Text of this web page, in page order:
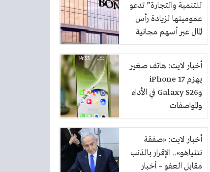
للتنمية والتجارة” تدعو
عموميتها لزيادة رأس
المال عبر أسهم مجانية
بنسبة 10%
أخبار لايت: هاتف صغير
يهزم iPhone 17
وGalaxy S26 في الأداء
والمواصفات
أخبار لايت: «صفقة
نتنياهو».. الإقرار بالذنب
مقابل العفو – أخبار